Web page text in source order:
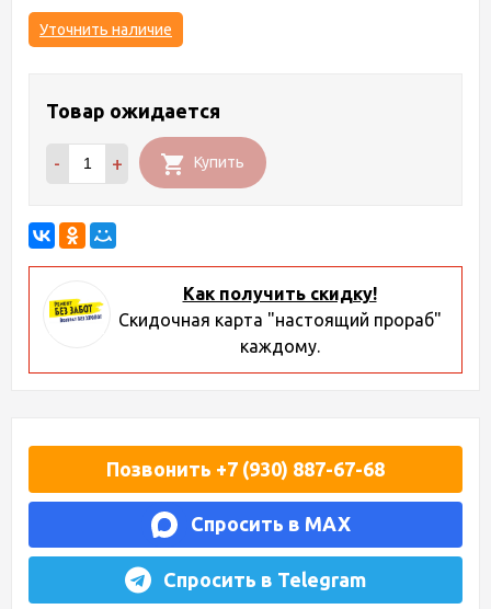
Уточнить наличие
Товар ожидается
- + Купить
Как получить скидку!
Скидочная карта "настоящий прораб"
каждому.
Позвонить +7 (930) 887-67-68
Спросить в MAX
Спросить в Telegram